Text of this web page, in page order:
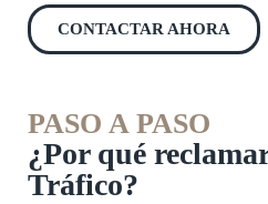
CONTACTAR AHORA
PASO A PASO
¿Por qué
Tráfico?